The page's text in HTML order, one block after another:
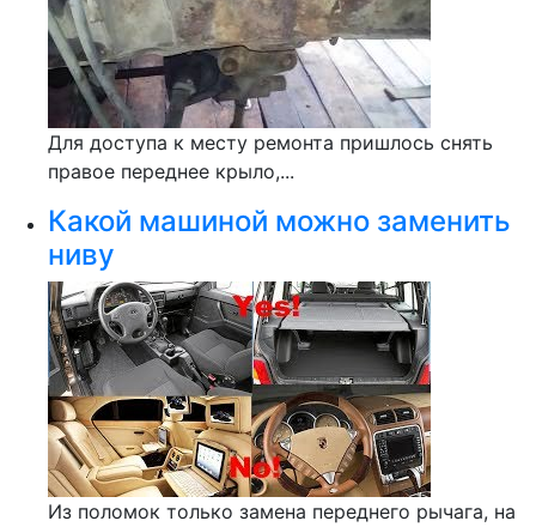
Для доступа к месту ремонта пришлось снять
правое переднее крыло,...
Какой машиной можно заменить
ниву
Из поломок только замена переднего рычага, на